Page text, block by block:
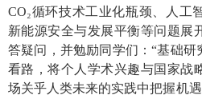
CO₂循环技术工业化瓶颈、人工
新能源安全与发展平衡等问题展
答疑问，并勉励同学们：“基础
看路，将个人学术兴趣与国家战
场关乎人类未来的实践中把握机